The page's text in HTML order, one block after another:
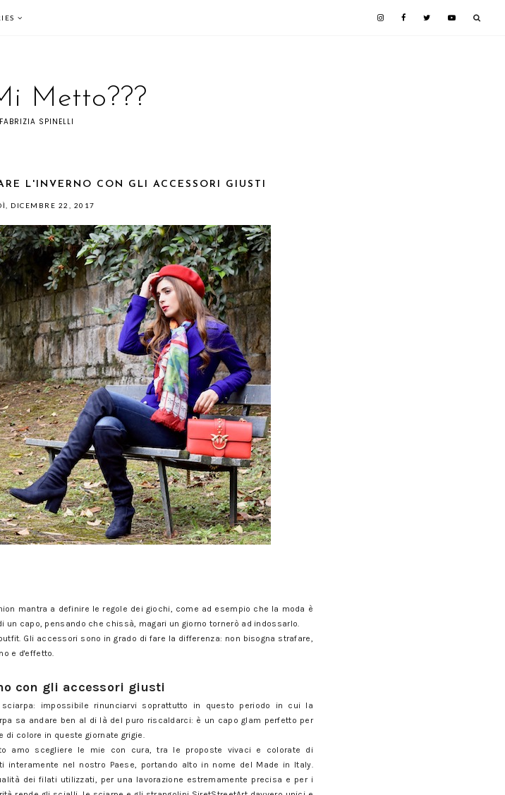
Metto???
SPINELLI
L'INVERNO CON GLI ACCESSORI GIUSTI
DICEMBRE 22, 2017
mantra a definire le regole dei giochi, come ad esempio che la moda è
capo, pensando che chissà, magari un giorno tornerò ad indossarlo.
Gli accessori sono in grado di fare la differenza: non bisogna strafare,
e d'effetto.
con gli accessori giusti
impossibile rinunciarvi soprattutto in questo periodo in cui la
sa andare ben al di là del puro riscaldarci: è un capo glam perfetto per
di colore in queste giornate grigie.
amo scegliere le mie con cura, tra le proposte vivaci e colorate di
interamente nel nostro Paese, portando alto in nome del Made in Italy.
dei filati utilizzati, per una lavorazione estremamente precisa e per i